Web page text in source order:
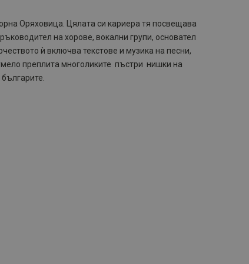
Оряховица. Цялата си кариера тя посвещава
на хорове, вокални групи, основател
ѝ включва текстове и музика на песни,
преплита многоликите пъстри нишки на